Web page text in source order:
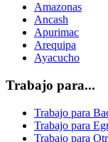
Amazonas
Ancash
Apurimac
Arequipa
Ayacucho
Trabajo para...
Trabajo para
Trabajo para
Trabajo para